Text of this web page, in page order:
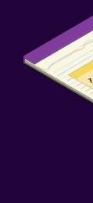
Buhar banyosu
Masaj